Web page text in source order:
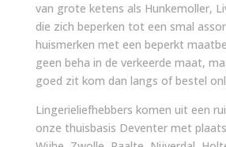
van grote ketens als Hunkemoller,
die zich beperken tot een smal
huismerken met een beperkt
geen beha in de verkeerde maat,
goed zit kom dan langs of bestel
Lingerieliefhebbers komen uit een
onze thuisbasis Deventer met